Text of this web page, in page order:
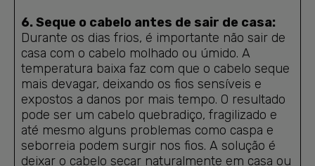
6. Seque o cabelo antes de sair de casa:
Durante os dias frios, é importante não sair de
casa com o cabelo molhado ou úmido. A
temperatura baixa faz com que o cabelo seque
mais devagar, deixando os fios sensíveis e
expostos a danos por mais tempo. O resultado
pode ser um cabelo quebradiço, fragilizado e
até mesmo alguns problemas como caspa e
seborreia podem surgir nos fios. A solução é
deixar o cabelo secar naturalmente em casa ou